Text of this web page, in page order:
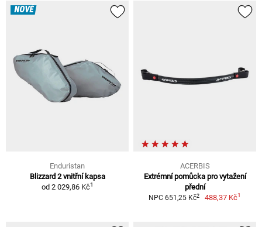
NOVÉ
Enduristan
Blizzard 2 vnitřní kapsa
od 2 029,86 Kč1
ACERBIS
Extrémní pomůcka pro vytažení
přední
NPC 651,25 Kč2 488,37 Kč1